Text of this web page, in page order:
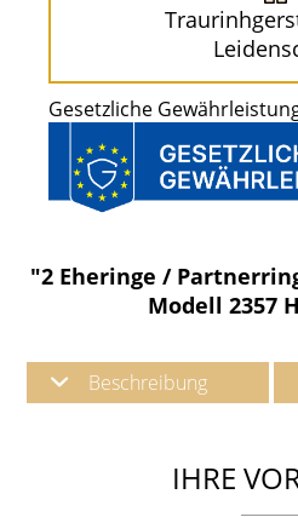
Gesetzliche
"2 Eheringe /
Modell 2357
Beschreibung
IHRE